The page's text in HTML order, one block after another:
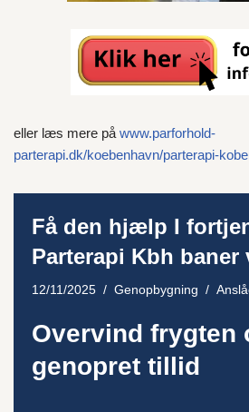
eller læs mere på www.parforhold-
parterapi.dk/koebenhavn/parterapi-
Få den hjælp I
Parterapi Kbh baner
12/11/2025 Genopbygning
Overvind frygten
genopret tillid